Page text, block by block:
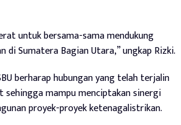
untuk bersama-sama mendukung
Sumatera Bagian Utara,” ungkap Rizki.
berharap hubungan yang telah terjalin
mampu menciptakan sinergi
proyek-proyek ketenagalistrikan.